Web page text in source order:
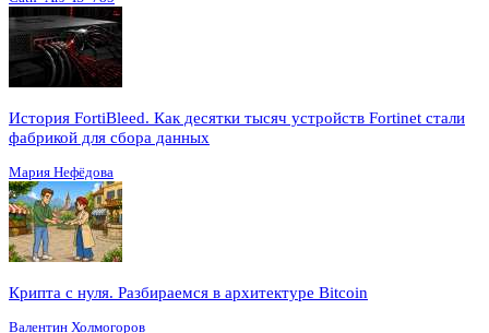
История FortiBleed. Как десятки тысяч устройств Fortinet стали
фабрикой для сбора данных
Мария Нефёдова
Крипта с нуля. Разбираемся в архитектуре Bitcoin
Валентин Холмогоров